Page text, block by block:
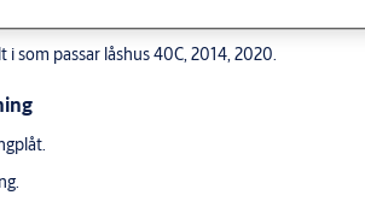
i som passar låshus 40C, 2014, 2020.